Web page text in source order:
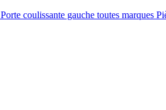
Porte coulissante gauche toutes marques